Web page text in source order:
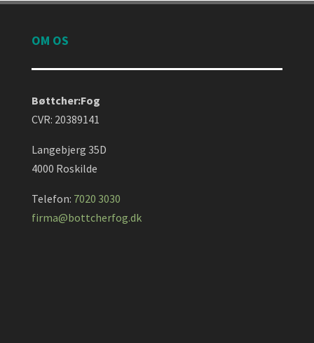
OM OS
Bøttcher:Fog
CVR: 20389141
Langebjerg 35D
4000 Roskilde
Telefon: 7020 3030
firma@bottcherfog.dk